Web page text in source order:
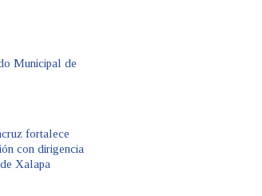
Municipal de
fortalece
con dirigencia
Xalapa